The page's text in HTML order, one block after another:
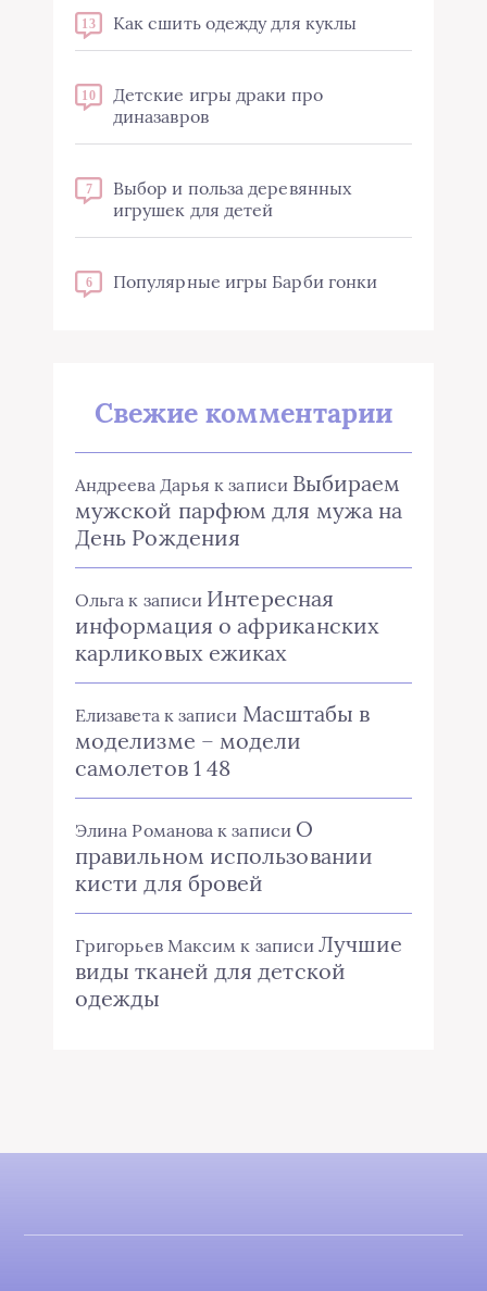
13 Как сшить одежду для куклы
10
Детские игры драки про
диназавров
7
Выбор и польза деревянных
игрушек для детей
6 Популярные игры Барби гонки
Свежие комментарии
Андреева Дарья к записи Выбираем
мужской парфюм для мужа на
День Рождения
Ольга к записи Интересная
информация о африканских
карликовых ежиках
Елизаветак записи Масштабы в
моделизме – модели
самолетов 1 48
Элина Романова к записи О
правильном использовании
кисти для бровей
Григорьев Максим к записиЛучшие
виды тканей для детской
одежды